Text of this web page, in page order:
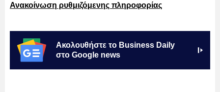
Ανακοίνωση ρυθμιζόμενης πληροφορίας
Ακολουθήστε το Business Daily
στο Google news